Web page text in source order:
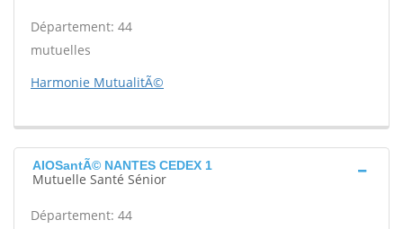
Département: 44
mutuelles
Harmonie MutualitÃ©
AIOSantÃ© NANTES CEDEX 1
Mutuelle Santé Sénior
Département: 44